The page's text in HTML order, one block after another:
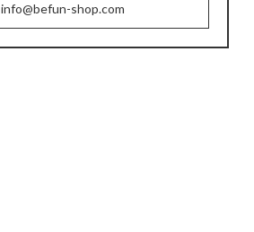
info@befun-shop.com